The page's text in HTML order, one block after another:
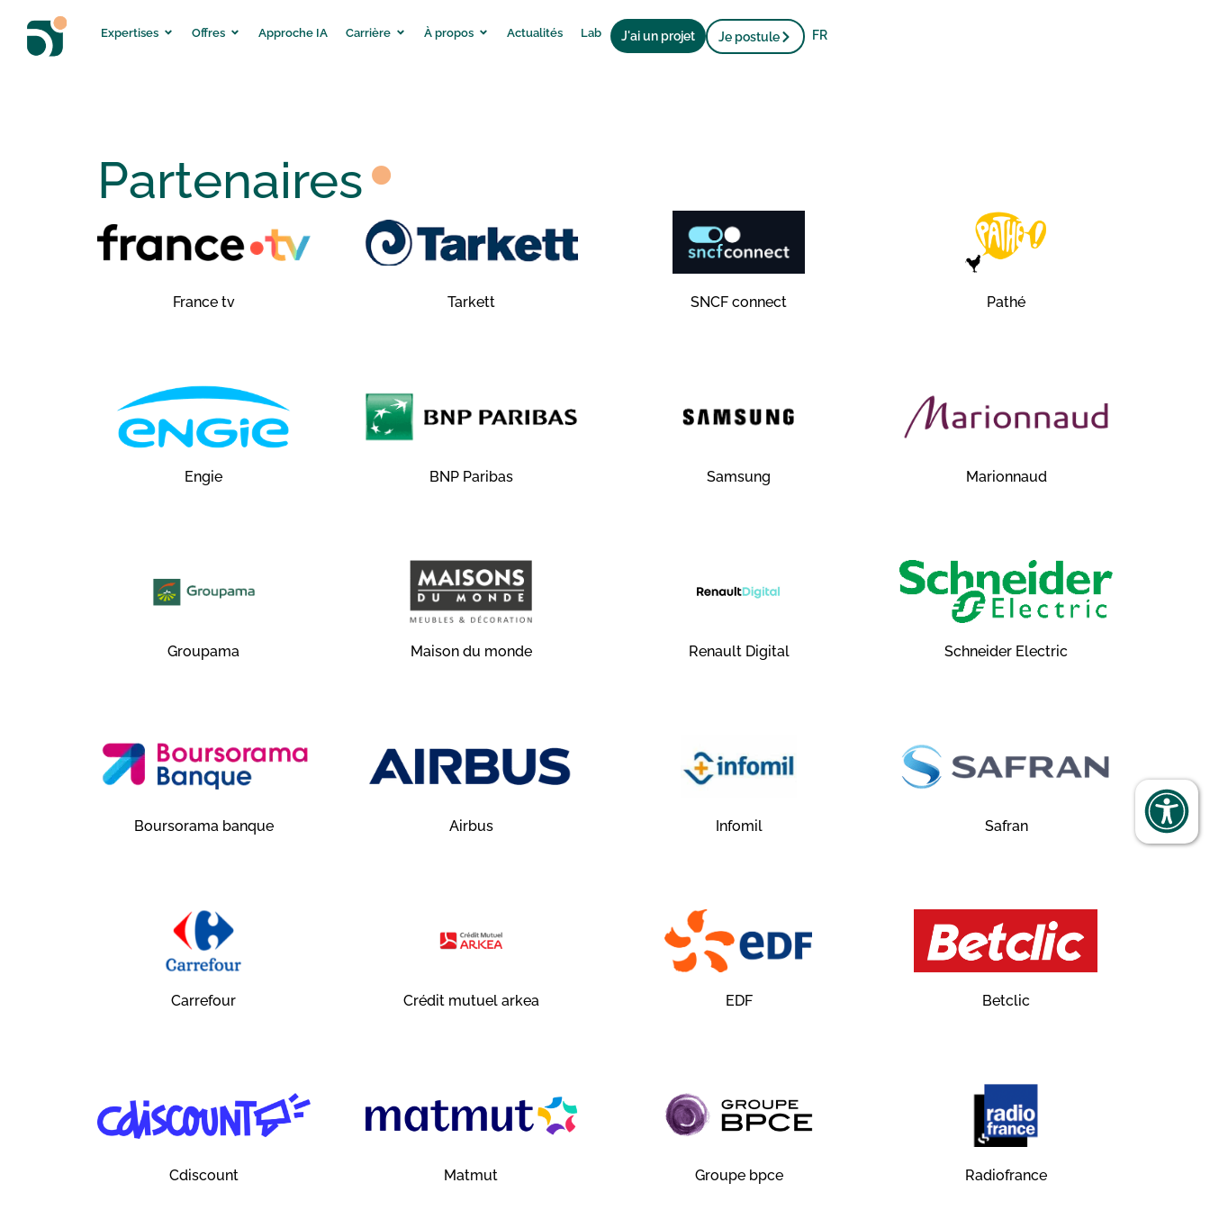
Expertises Offres Approche IA Carrière À propos Actualités Lab J'ai un projet Je postule FR
Partenaires⦁
France tv Tarkett SNCF connect Pathé
Engie BNP Paribas Samsung Marionnaud
Groupama Maison du monde Renault Digital Schneider Electric
Boursorama banque Airbus Infomil Safran
Carrefour Crédit mutuel arkea EDF Betclic
Cdiscount Matmut Groupe bpce Radiofrance